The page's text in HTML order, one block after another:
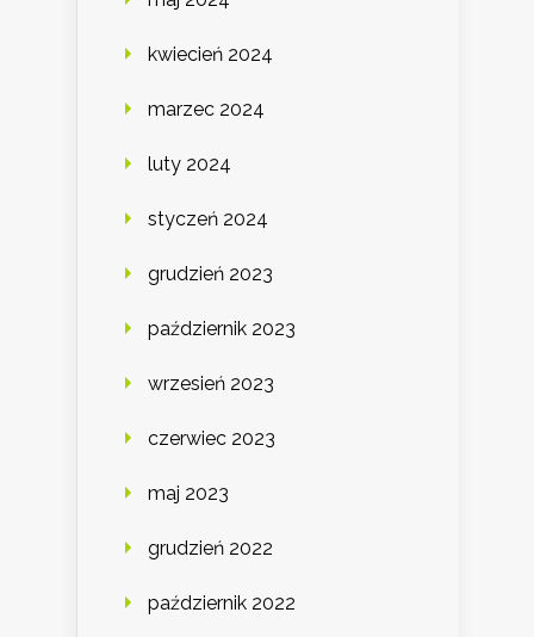
kwiecień 2024
marzec 2024
luty 2024
styczeń 2024
grudzień 2023
październik 2023
wrzesień 2023
czerwiec 2023
maj 2023
grudzień 2022
październik 2022